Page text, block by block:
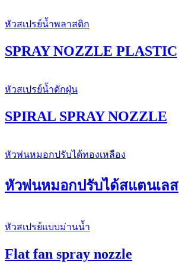
หัวสเปรย์น้ำพลาสติก
SPRAY NOZZLE PLASTIC
หัวสเปรย์น้ำดักฝุ่น
SPIRAL SPRAY NOZZLE
หัวพ่นหมอกปรับได้ทองเหลือง
หัวพ่นหมอกปรับได้สแตนเลส
หัวสเปรย์แบบม่านน้ำ
Flat fan spray nozzle